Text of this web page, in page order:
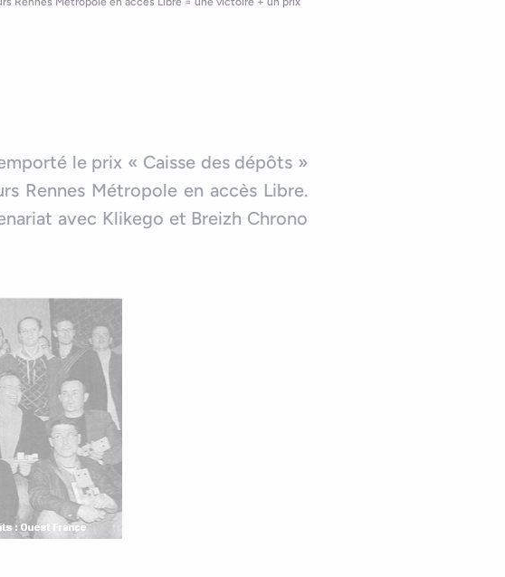
le prix « Caisse des dépôts »
Rennes Métropole en accès Libre.
avec Klikego et Breizh Chrono